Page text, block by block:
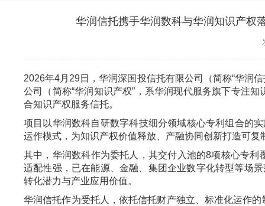
华润信托携手华润数科与华润知识产权
2026年4月29日，华润深国投信托有限公司（简称“华润
公司（简称“华润知识产权”，系华润现代服务旗下专注
合知识产权服务信托。
项目以华润数科自研数字科技细分领域核心专利组合的
运作模式，为知识产权价值释放、产融协同创新打造可复
其中，华润数科作为委托人，其交付入池的8项核心专
适配性强，已在能源、金融、集团企业数字化转型等场
转化潜力与产业应用价值。
华润信托作为受托人，依托信托财产独立、标准化运作